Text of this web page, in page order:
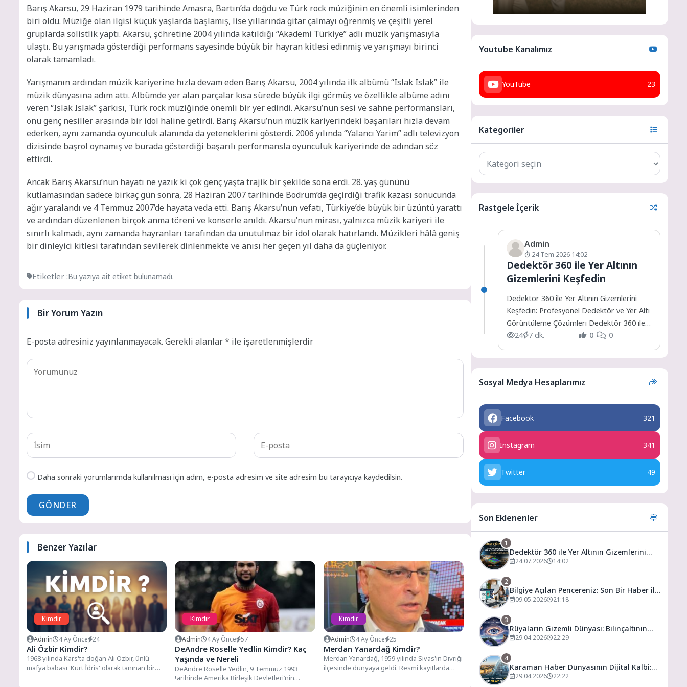
Barış Akarsu, 29 Haziran 1979 tarihinde Amasra, Bartın’da doğdu ve Türk rock müziğinin en önemli isimlerinden
biri oldu. Müziğe olan ilgisi küçük yaşlarda başlamış, lise yıllarında gitar çalmayı öğrenmiş ve çeşitli yerel
gruplarda solistlik yaptı. Akarsu, şöhretine 2004 yılında katıldığı “Akademi Türkiye” adlı müzik yarışmasıyla
ulaştı. Bu yarışmada gösterdiği performans sayesinde büyük bir hayran kitlesi edinmiş ve yarışmayı birinci
olarak tamamladı.
Yarışmanın ardından müzik kariyerine hızla devam eden Barış Akarsu, 2004 yılında ilk albümü “Islak Islak” ile
müzik dünyasına adım attı. Albümde yer alan parçalar kısa sürede büyük ilgi görmüş ve özellikle albüme adını
veren “Islak Islak” şarkısı, Türk rock müziğinde önemli bir yer edindi. Akarsu’nun sesi ve sahne performansları,
onu genç nesiller arasında bir idol haline getirdi. Barış Akarsu’nun müzik kariyerindeki başarıları hızla devam
ederken, aynı zamanda oyunculuk alanında da yeteneklerini gösterdi. 2006 yılında “Yalancı Yarim” adlı televizyon
dizisinde başrol oynamış ve burada gösterdiği başarılı performansla oyunculuk kariyerinde de adından söz
ettirdi.
Ancak Barış Akarsu’nun hayatı ne yazık ki çok genç yaşta trajik bir şekilde sona erdi. 28. yaş gününü
kutlamasından sadece birkaç gün sonra, 28 Haziran 2007 tarihinde Bodrum’da geçirdiği trafik kazası sonucunda
ağır yaralandı ve 4 Temmuz 2007’de hayata veda etti. Barış Akarsu’nun vefatı, Türkiye’de büyük bir üzüntü yarattı
ve ardından düzenlenen birçok anma töreni ve konserle anıldı. Akarsu’nun mirası, yalnızca müzik kariyeri ile
sınırlı kalmadı, aynı zamanda hayranları tarafından da unutulmaz bir idol olarak hatırlandı. Müzikleri hâlâ geniş
bir dinleyici kitlesi tarafından sevilerek dinlenmekte ve anısı her geçen yıl daha da güçleniyor.
Etiketler :Bu yazıya ait etiket bulunamadı.
Bir Yorum Yazın
E-posta adresiniz yayınlanmayacak. Gerekli alanlar* ile işaretlenmişlerdir
Daha sonraki yorumlarımda kullanılması için adım, e-posta adresim ve site adresim bu tarayıcıya kaydedilsin.
GÖNDER
Benzer Yazılar
Kimdir
Admin 4 Ay Önce 24
Ali Özbir Kimdir?
1968 yılında Kars'ta doğan Ali Özbir, ünlü
mafya babası 'Kürt İdris' olarak tanınan bir
Kimdir
Admin 4 Ay Önce 57
DeAndre Roselle Yedlin Kimdir? Kaç
Yaşında ve Nereli
DeAndre Roselle Yedlin, 9 Temmuz 1993
tarihinde Amerika Birleşik Devletleri’nin
Kimdir
Admin 4 Ay Önce 25
Merdan Yanardağ Kimdir?
Merdan Yanardağ, 1959 yılında Sivas'ın Divriği
ilçesinde dünyaya geldi. Resmi kayıtlarda
Youtube Kanalımız
YouTube 23
Kategoriler
Rastgele İçerik
Admin
24 Tem 2026 14:02
Dedektör 360 ile Yer Altının
Gizemlerini Keşfedin
Dedektör 360 ile Yer Altının Gizemlerini
Keşfedin: Profesyonel Dedektör ve Yer Altı
Görüntüleme Çözümleri Dedektör 360 ile
Yer Altının Gizemlerini...
24 7 dk. 0 0
Sosyal Medya Hesaplarımız
Facebook 321
Instagram 341
Twitter 49
Son Eklenenler
1
Dedektör 360 ile Yer Altının Gizemlerini
Keşfedin
24.07.2026 14:02
2
Bilgiye Açılan Pencereniz: Son Bir Haber ile
Tanıyın ve Keşfedin
09.05.2026 21:18
3
Rüyaların Gizemli Dünyası: Bilinçaltının
Kapısını Aralamak
29.04.2026 22:29
4
Karaman Haber Dünyasının Dijital Kalbi:
Gündem ve Olay
29.04.2026 22:22